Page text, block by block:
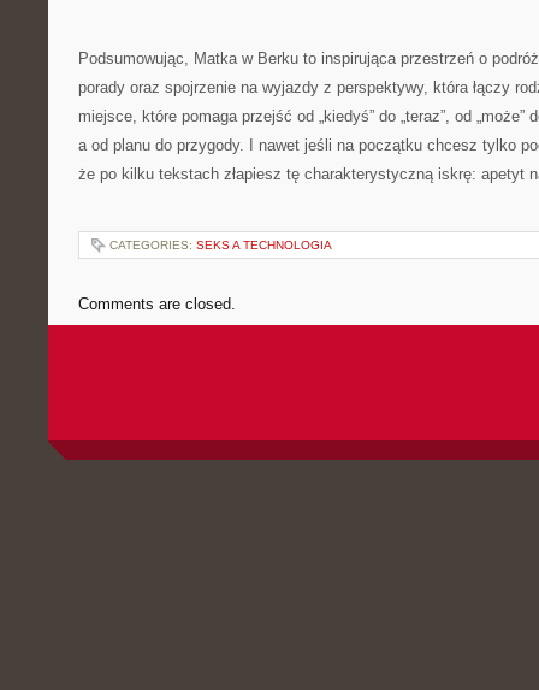
Podsumowując, Matka w Berku to inspirująca przestrzeń o
porady oraz spojrzenie na wyjazdy z perspektywy, która łączy
miejsce, które pomaga przejść od „kiedyś” do „teraz”, od „może”
a od planu do przygody. I nawet jeśli na początku chcesz tylko
że po kilku tekstach złapiesz tę charakterystyczną iskrę: apetyt
CATEGORIES: SEKS A TECHNOLOGIA
Comments are closed.